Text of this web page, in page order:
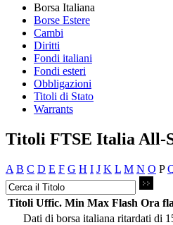
Borsa Italiana
Borse Estere
Cambi
Diritti
Fondi italiani
Fondi esteri
Obbligazioni
Titoli di Stato
Warrants
Titoli FTSE Italia All-
A B C D E F G H I J K L M N O P
Titoli Uffic. Min Max Flash Ora
Dati di borsa italiana ritardati di